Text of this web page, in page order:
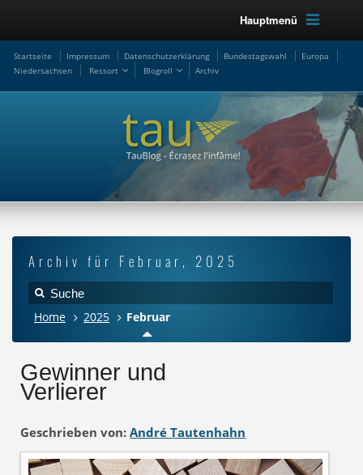
Hauptmenü
Startseite Impressum Datenschutzerklärung Bundestagswahl
Europa
Niedersachsen
Ressort Blogroll Archiv
Archiv für Februar, 2025
Home 2025 Februar
Gewinner und
Verlierer
Geschrieben von: André Tautenhahn